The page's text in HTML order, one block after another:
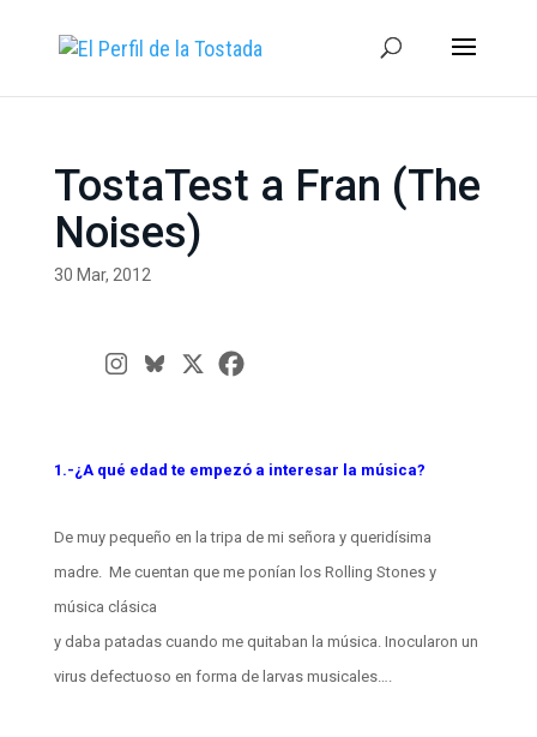
TostaTest a Fran (The
Noises)
30 Mar, 2012
1.-¿A qué edad te empezó a interesar la música?
De muy pequeño en la tripa de mi señora y queridísima
madre. Me cuentan que me ponían los Rolling Stones y
música clásica
y daba patadas cuando me quitaban la música. Inocularon un
virus defectuoso en forma de larvas musicales….